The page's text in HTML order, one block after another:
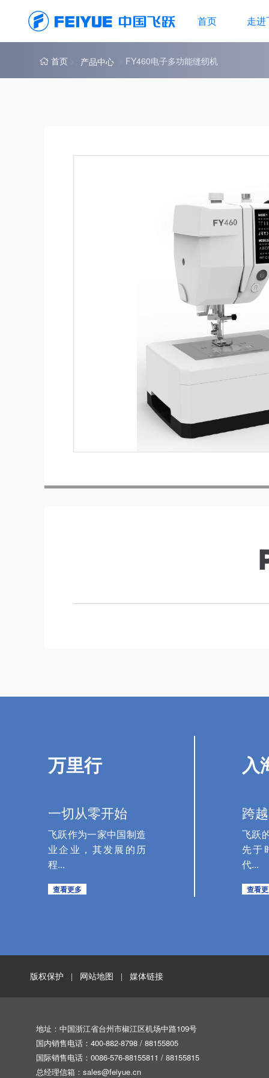
首页 走进
首页 产品中心 FY460电子多功能缝纫机
万里行
一切从零开始
飞跃作为一家中国制造
业企业，其发展的历
程...
查看更多
入
跨
飞跃
先于
代...
查看
版权保护 网站地图 媒体链接
地址：中国浙江省台州市椒江区机场中路109号
国内销售电话：400-882-8798 / 88155805
国际销售电话：0086-576-88155811 / 88155815
总经理信箱： sales@feiyue.cn